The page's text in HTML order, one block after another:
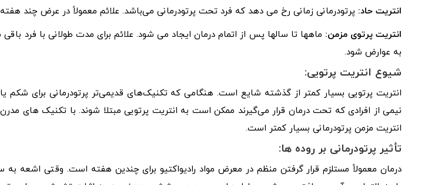
انتریت حاد: پرتودرمانی زمانی رخ می دهد که فرد تحت پرتودرمانی می‌باشد. علائم معمولاً در عرض چند
انتریت پرتوی مزمن: ماهها تا سالها پس از اتمام درمان ایجاد می شود. علائم برای مدت طولانی با فرد
به عوارض شود.
شیوع انتریت پرتویی:
انتریت پرتویی بسیار کمتر از گذشته شایع است. هنگامی که تکنیک‌های قدیمی‌تر پرتودرمانی برای شکم
نیمی از افرادی که تحت درمان قرار می‌گیرند ممکن است به انتریت پرتویی مبتلا شوند. با تکنیک های مدرن
انتریت مزمن پرتودرمانی بسیار کمتر است.
تأثیر پرتودرمانی بر روده ها:
درمان معمولاً مستلزم قرار گرفتن منظم در معرض مواد رادیواکتیو برای چندین هفته است. وقتی اشعه